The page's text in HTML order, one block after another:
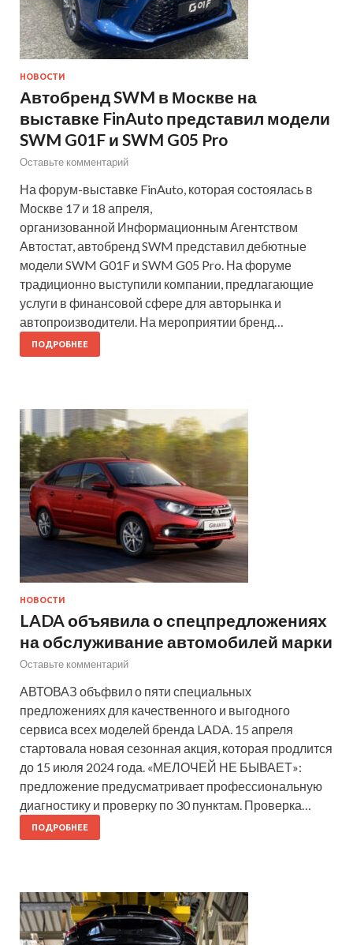
НОВОСТИ
Автобренд SWM в Москве на
выставке FinAuto представил модели
SWM G01F и SWM G05 Pro
Оставьте комментарий
На форум-выставке FinAuto, которая состоялась в
Москве 17 и 18 апреля,
организованной Информационным Агентством
Автостат, автобренд SWM представил дебютные
модели SWM G01F и SWM G05 Pro. На форуме
традиционно выступили компании, предлагающие
услуги в финансовой сфере для авторынка и
автопроизводители. На мероприятии бренд…
ПОДРОБНЕЕ
НОВОСТИ
LADA объявила о спецпредложениях
на обслуживание автомобилей марки
Оставьте комментарий
АВТОВАЗ объфвил о пяти специальных
предложениях для качественного и выгодного
сервиса всех моделей бренда LADA. 15 апреля
стартовала новая сезонная акция, которая продлится
до 15 июля 2024 года. «МЕЛОЧЕЙ НЕ БЫВАЕТ»:
предложение предусматривает профессиональную
диагностику и проверку по 30 пунктам. Проверка…
ПОДРОБНЕЕ